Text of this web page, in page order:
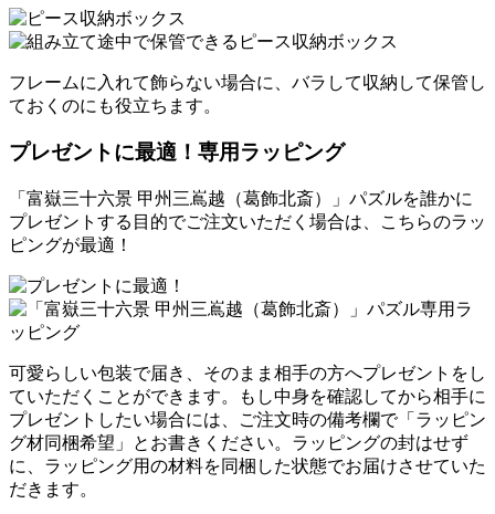
フレームに入れて飾らない場合に、バラして収納して保管し
ておくのにも役立ちます。
プレゼントに最適！専用ラッピング
「富嶽三十六景 甲州三嶌越（葛飾北斎）」パズルを誰かに
プレゼントする目的でご注文いただく場合は、こちらのラッ
ピングが最適！
可愛らしい包装で届き、そのまま相手の方へプレゼントをし
ていただくことができます。もし中身を確認してから相手に
プレゼントしたい場合には、ご注文時の備考欄で「ラッピン
グ材同梱希望」とお書きください。ラッピングの封はせず
に、ラッピング用の材料を同梱した状態でお届けさせていた
だきます。